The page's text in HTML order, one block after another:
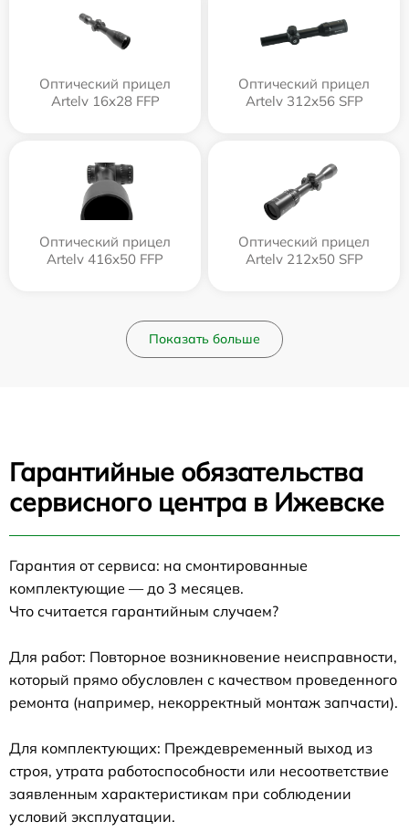
Оптический прицел
Artelv 16x28 FFP
Оптический прицел
Artelv 312x56 SFP
Оптический прицел
Artelv 416x50 FFP
Оптический прицел
Artelv 212x50 SFP
Показать больше
Гарантийные обязательства
сервисного центра в Ижевске
Гарантия от сервиса: на смонтированные
комплектующие — до 3 месяцев.
Что считается гарантийным случаем?
Для работ: Повторное возникновение неисправности,
который прямо обусловлен с качеством проведенного
ремонта (например, некорректный монтаж запчасти).
Для комплектующих: Преждевременный выход из
строя, утрата работоспособности или несоответствие
заявленным характеристикам при соблюдении
условий эксплуатации.